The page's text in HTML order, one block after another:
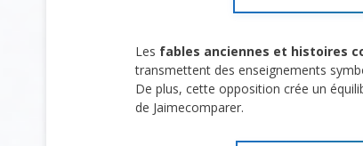
Les fables anciennes et histoires
transmettent des enseignements
De plus, cette opposition crée un
de Jaimecomparer.